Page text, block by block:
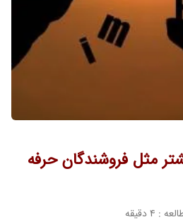
مثل فروشندگان حرفه
: 4 دقیقه